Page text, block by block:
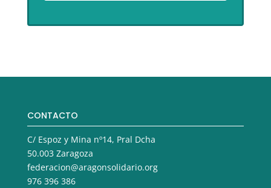
CONTACTO
C/ Espoz y Mina nº14, Pral Dcha
50.003 Zaragoza
federacion@aragonsolidario.org
976 396 386